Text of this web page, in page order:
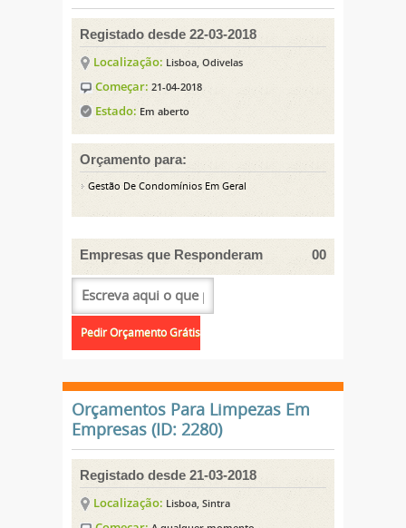
Registado desde 22-03-2018
Localização: Lisboa, Odivelas
Começar: 21-04-2018
Estado: Em aberto
Orçamento para:
Gestão De Condomínios Em Geral
Empresas que Responderam 00
Orçamentos Para Limpezas Em
Empresas (ID: 2280)
Registado desde 21-03-2018
Localização: Lisboa, Sintra